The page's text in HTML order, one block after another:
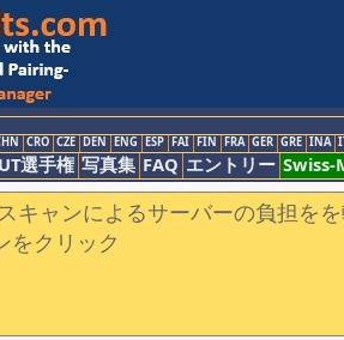
CRO CZE DEN ENG ESP FAI FIN FRA GER GRE INA
選手権 写真集 FAQ エントリー
キャンによるサーバーの負担を
をクリック